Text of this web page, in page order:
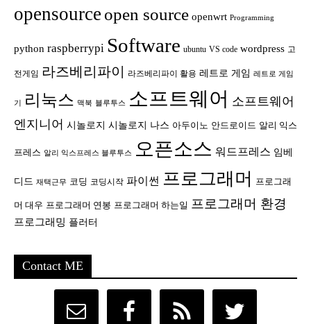
opensource open source openwrt Programming
python raspberrypi Software ubuntu VS code wordpress 고
전게임 라즈베리파이 라즈베리파이 활용 레트로 게임 레트로 게임
기 리눅스 맥북 블루투스 소프트웨어 소프트웨어
엔지니어 시놀로지 시놀로지 나스 아두이노 안드로이드 알리 익스
프레스 알리 익스프레스 블루투스 오픈소스 워드프레스 임베
디드 재택근무 코딩 코딩시작 파이썬 프로그래머 프로그래
머 대우 프로그래머 연봉 프로그래머 하는일 프로그래머 환경
프로그래밍 플러터
Contact ME